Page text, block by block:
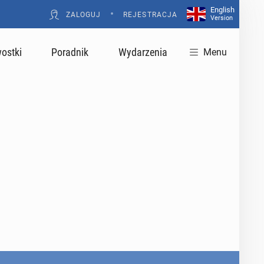
ZALOGUJ • REJESTRACJA
English
Version
Poradnik Wydarzenia Menu